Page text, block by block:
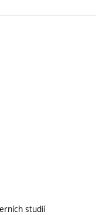
studií